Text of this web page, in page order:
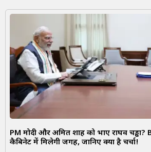
PM मोदी और अमित शाह को भाए राघव चड्ढा?
कैबिनेट में मिलेगी जगह, जानिए क्या है चर्चा!